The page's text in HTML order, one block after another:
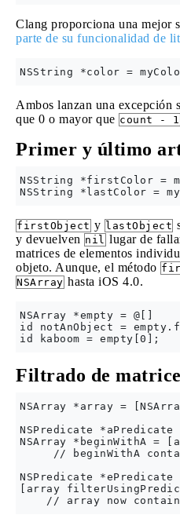
Clang proporciona una mejor
parte de su funcionalidad de
Ambos lanzan una excepción
que 0 o mayor que count - 1
Primer y último
NSString *firstColor =
firstObject y lastObject
y devuelven nil lugar de
matrices de elementos
objeto. Aunque, el método
NSArray hasta iOS 4.0.
NSArray *empty = @[]
id notAnObject =
Filtrado de
NSArray *array =
NSPredicate
NSArray *beginWithA =
// beginWithA
NSPredicate
[array